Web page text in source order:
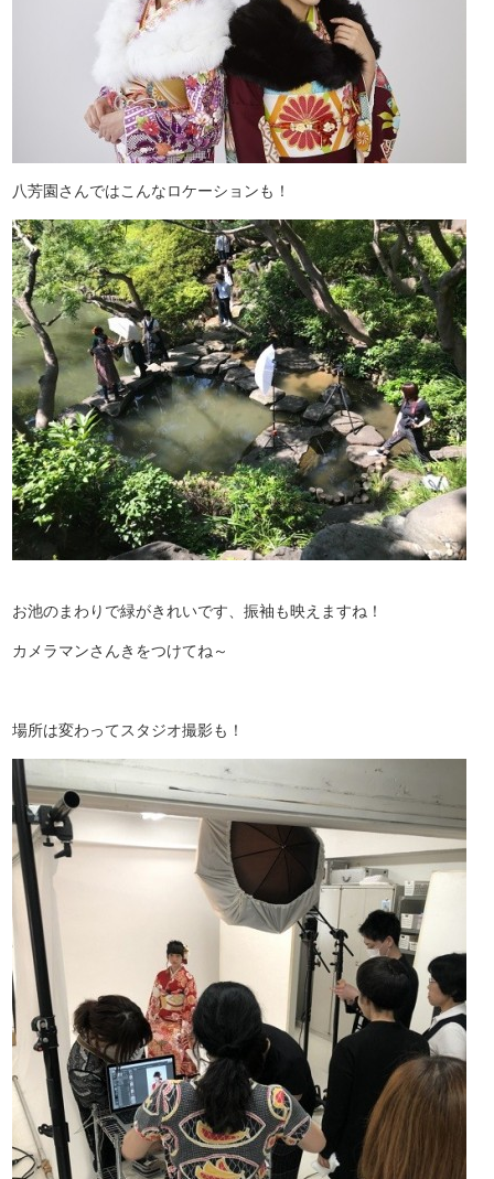
八芳園さんではこんなロケーションも！
お池のまわりで緑がきれいです、振袖も映えますね！
カメラマンさんきをつけてね～
場所は変わってスタジオ撮影も！